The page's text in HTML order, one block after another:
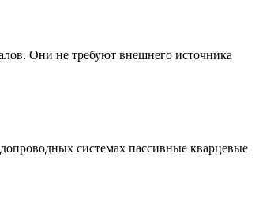
Они не требуют внешнего источника
системах пассивные кварцевые